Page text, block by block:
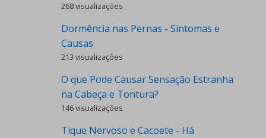
268 visualizações
Dormência nas Pernas - Sintomas e
Causas
213 visualizações
O que Pode Causar Sensação Estranha
na Cabeça e Tontura?
146 visualizações
Tique Nervoso e Cacoete - Há